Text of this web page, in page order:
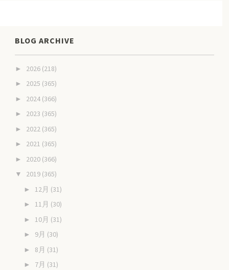
BLOG ARCHIVE
► 2026 (218)
► 2025 (365)
► 2024 (366)
► 2023 (365)
► 2022 (365)
► 2021 (365)
► 2020 (366)
▼ 2019 (365)
► 12月 (31)
► 11月 (30)
► 10月 (31)
► 9月 (30)
► 8月 (31)
► 7月 (31)